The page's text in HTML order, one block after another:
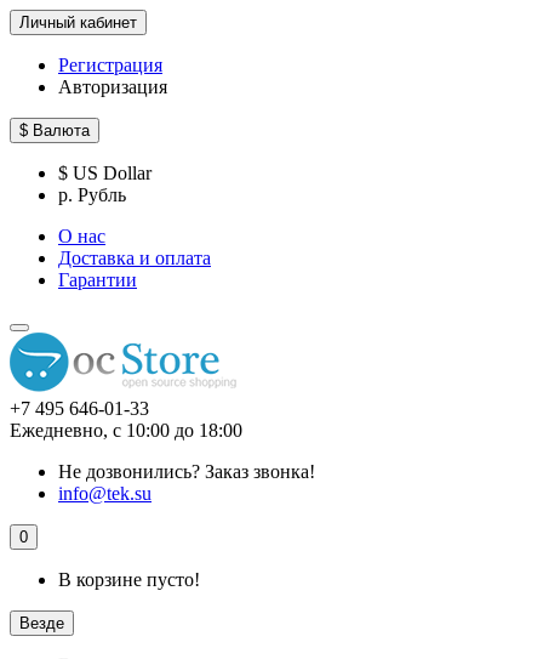
Личный кабинет
Регистрация
Авторизация
$ Валюта
$ US Dollar
р. Рубль
О нас
Доставка и оплата
Гарантии
+7 495 646-01-33
Ежедневно, с 10:00 до 18:00
Не дозвонились? Заказ звонка!
info@tek.su
0
В корзине пусто!
Везде